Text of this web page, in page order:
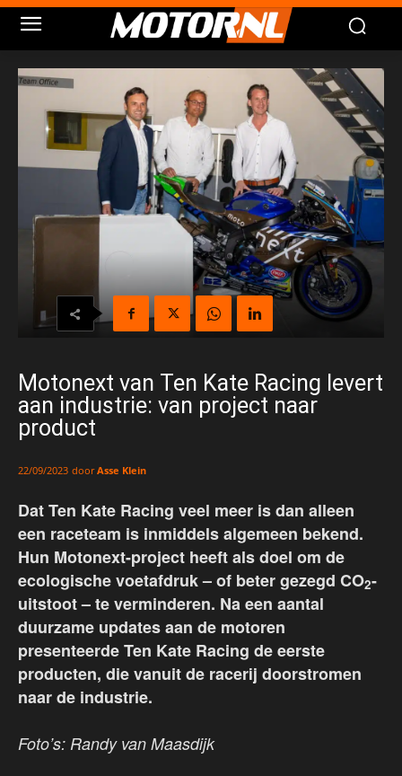
Motonext van Ten Kate Racing levert
aan industrie: van project naar
product
22/09/2023 door Asse Klein
Dat Ten Kate Racing veel meer is dan alleen
een raceteam is inmiddels algemeen bekend.
Hun Motonext-project heeft als doel om de
ecologische voetafdruk – of beter gezegd CO2-
uitstoot – te verminderen. Na een aantal
duurzame updates aan de motoren
presenteerde Ten Kate Racing de eerste
producten, die vanuit de racerij doorstromen
naar de industrie.
Foto’s: Randy van Maasdijk